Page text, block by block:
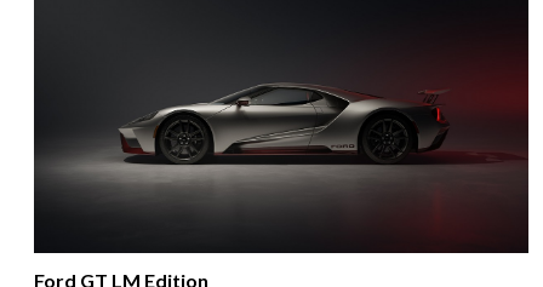
Ford GT LM Edition